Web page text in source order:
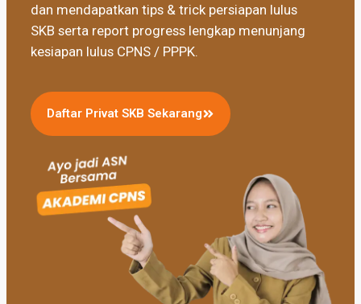
dan mendapatkan tips & trick persiapan lulus
SKB serta report progress lengkap menunjang
kesiapan lulus CPNS / PPPK.
Daftar Privat SKB Sekarang